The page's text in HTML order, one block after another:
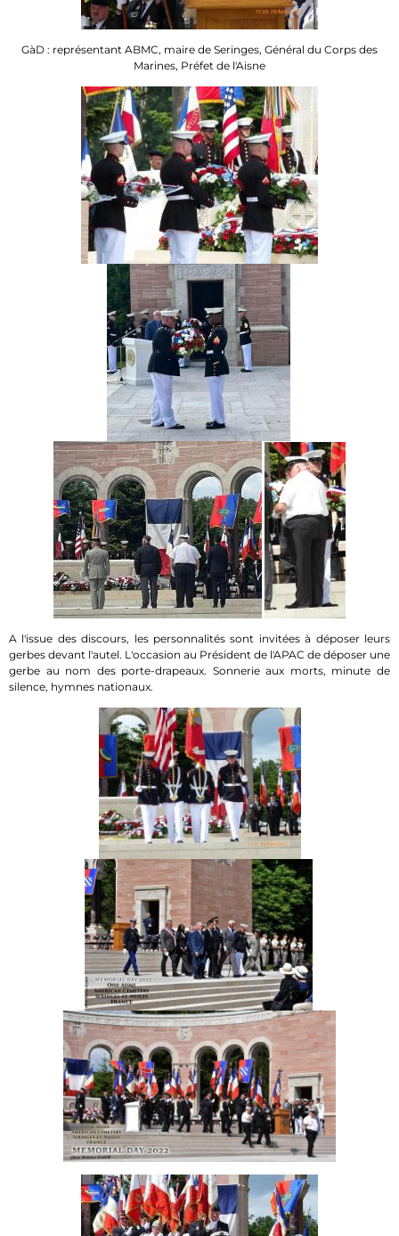
GàD : représentant ABMC, maire de Seringes, Général du Corps des
Marines, Préfet de l'Aisne
A l'issue des discours, les personnalités sont invitées à déposer leurs
gerbes devant l'autel. L'occasion au Président de l'APAC de déposer une
gerbe au nom des porte-drapeaux. Sonnerie aux morts, minute de
silence, hymnes nationaux.